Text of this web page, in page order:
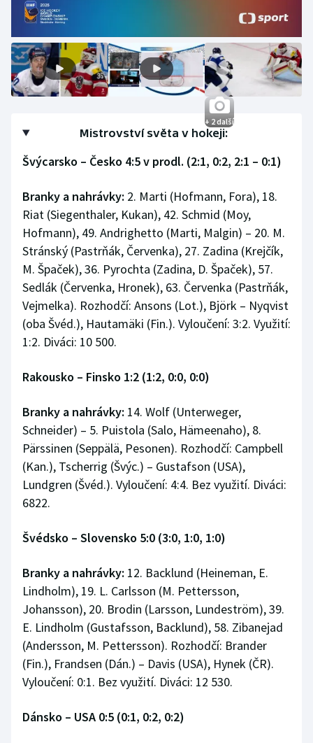
+ 2 další
Mistrovství světa v hokeji:
Švýcarsko – Česko 4:5 v prodl. (2:1, 0:2, 2:1 – 0:1)
Branky a nahrávky: 2. Marti (Hofmann, Fora), 18.
Riat (Siegenthaler, Kukan), 42. Schmid (Moy,
Hofmann), 49. Andrighetto (Marti, Malgin) – 20. M.
Stránský (Pastrňák, Červenka), 27. Zadina (Krejčík,
M. Špaček), 36. Pyrochta (Zadina, D. Špaček), 57.
Sedlák (Červenka, Hronek), 63. Červenka (Pastrňák,
Vejmelka). Rozhodčí: Ansons (Lot.), Björk – Nyqvist
(oba Švéd.), Hautamäki (Fin.). Vyloučení: 3:2. Využití:
1:2. Diváci: 10 500.
Rakousko – Finsko 1:2 (1:2, 0:0, 0:0)
Branky a nahrávky: 14. Wolf (Unterweger,
Schneider) – 5. Puistola (Salo, Hämeenaho), 8.
Pärssinen (Seppälä, Pesonen). Rozhodčí: Campbell
(Kan.), Tscherrig (Švýc.) – Gustafson (USA),
Lundgren (Švéd.). Vyloučení: 4:4. Bez využití. Diváci:
6822.
Švédsko – Slovensko 5:0 (3:0, 1:0, 1:0)
Branky a nahrávky: 12. Backlund (Heineman, E.
Lindholm), 19. L. Carlsson (M. Pettersson,
Johansson), 20. Brodin (Larsson, Lundeström), 39.
E. Lindholm (Gustafsson, Backlund), 58. Zibanejad
(Andersson, M. Pettersson). Rozhodčí: Brander
(Fin.), Frandsen (Dán.) – Davis (USA), Hynek (ČR).
Vyloučení: 0:1. Bez využití. Diváci: 12 530.
Dánsko – USA 0:5 (0:1, 0:2, 0:2)